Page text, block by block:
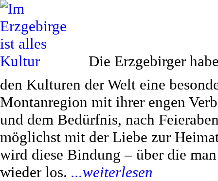
Die Erzgebirger
den Kulturen der Welt eine
Montanregion mit ihrer engen
und dem Bedürfnis, nach
möglichst mit der Liebe zur
wird diese Bindung – über die
wieder los. ...weiterlesen